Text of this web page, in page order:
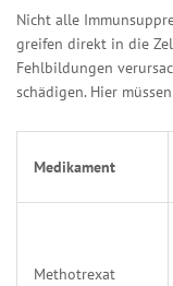
Nicht alle
greifen direkt in die
Fehlbildungen
schädigen. Hier
Medikament
Methotrexat